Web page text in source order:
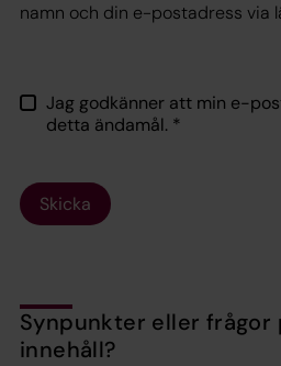
namn och din e-postadress via
Jag godkänner att min e-
detta ändamål. *
Skicka
Synpunkter eller frågor
innehåll?